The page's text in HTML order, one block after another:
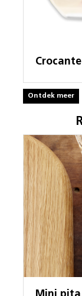
Crocante
Ontdek meer